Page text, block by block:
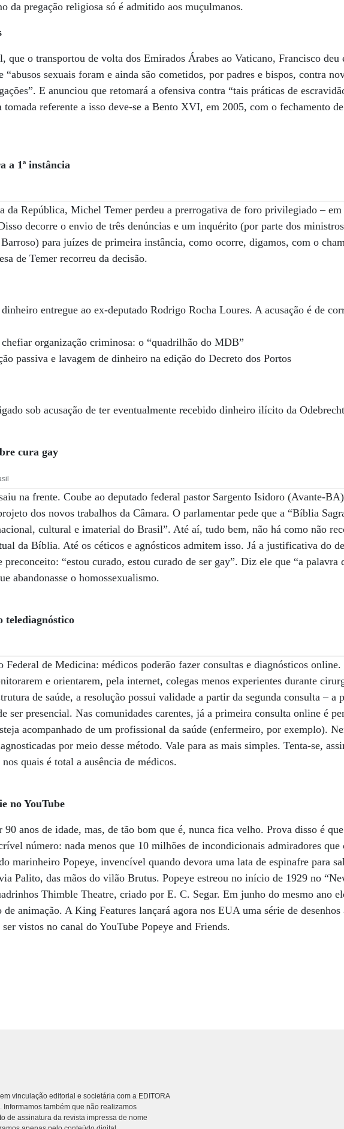
da pregação religiosa só é admitido aos muçulmanos.
que o transportou de volta dos Emirados Árabes ao Vaticano, Francisco deu
“abusos sexuais foram e ainda são cometidos, por padres e bispos, contra
E anunciou que retomará a ofensiva contra “tais práticas de
referente a isso deve-se a Bento XVI, em 2005, com o fechamento
a 1ª instância
da República, Michel Temer perdeu a prerrogativa de foro privilegiado – em
decorre o envio de três denúncias e um inquérito (por parte dos
para juízes de primeira instância, como ocorre, digamos, com o
de Temer recorreu da decisão.
entregue ao ex-deputado Rodrigo Rocha Loures. A acusação é de
chefiar organização criminosa: o “quadrilhão do MDB”
passiva e lavagem de dinheiro na edição do Decreto dos Portos
sob acusação de ter eventualmente recebido dinheiro ilícito da Odebrecht
cura gay
na frente. Coube ao deputado federal pastor Sargento Isidoro (Avante-BA)
dos novos trabalhos da Câmara. O parlamentar pede que a “Bíblia
cultural e imaterial do Brasil”. Até aí, tudo bem, não há como não
da Bíblia. Até os céticos e agnósticos admitem isso. Já a justificativa do
preconceito: “estou curado, estou curado de ser gay”. Diz ele que “a palavra
abandonasse o homossexualismo.
telediagnóstico
Federal de Medicina: médicos poderão fazer consultas e diagnósticos online.
e orientarem, pela internet, colegas menos experientes durante
de saúde, a resolução possui validade a partir da segunda consulta – a
ser presencial. Nas comunidades carentes, já a primeira consulta online é
acompanhado de um profissional da saúde (enfermeiro, por exemplo).
por meio desse método. Vale para as mais simples. Tenta-se,
quais é total a ausência de médicos.
no YouTube
90 anos de idade, mas, de tão bom que é, nunca fica velho. Prova disso é
número: nada menos que 10 milhões de incondicionais admiradores que
marinheiro Popeye, invencível quando devora uma lata de espinafre para
Palito, das mãos do vilão Brutus. Popeye estreou no início de 1929 no
Thimble Theatre, criado por E. C. Segar. Em junho do mesmo ano
animação. A King Features lançará agora nos EUA uma série de desenhos
vistos no canal do YouTube Popeye and Friends.
vinculação editorial e societária com a EDITORA
Informamos também que não realizamos
de assinatura da revista impressa de nome